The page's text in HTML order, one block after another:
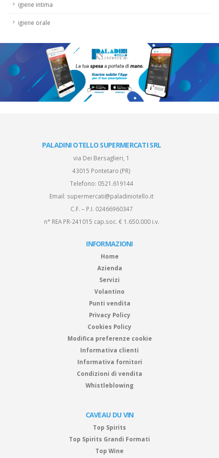
igiene intima
igiene orale
PALADINI OTELLO SUPERMERCATI SRL
via Dei Bersaglieri, 1
43015 Pontetaro (PR)
Telefono: 0521.619144
Email: supermercati@paladiniotello.it
C.F. – P.I. 02466960347
n° REA PR-241015 cap.soc. € 1.650.000 i.v.
INFORMAZIONI
Home
Azienda
Servizi
Volantino
Punti vendita
Privacy Policy
Cookies Policy
Modifica preferenze cookie
Informativa clienti
Informativa fornitori
Condizioni di vendita
Whistleblowing
CAVEAU DU VIN
Top Spirits
Top Spirits Grandi Formati
Top Wine